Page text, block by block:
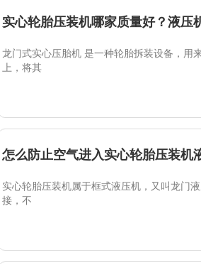
实心轮胎压装机哪家质量好？液压
龙门式实心压胎机 是一种轮胎拆装设备，用
上，将其
怎么防止空气进入实心轮胎压装机
实心轮胎压装机属于框式液压机，又叫龙门
接，不